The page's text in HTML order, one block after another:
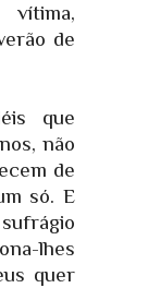
vítima,
de
que
não
de
só. E
lhes
quer